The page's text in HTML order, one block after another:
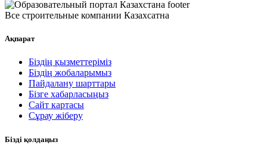
Все строительные компании Казахсатна
Ақпарат
Біздің қызметтеріміз
Біздің жобаларымыз
Пайдалану шарттары
Бізге хабарласыңыз
Сайт картасы
Сұрау жіберу
Бізді қолдаңыз